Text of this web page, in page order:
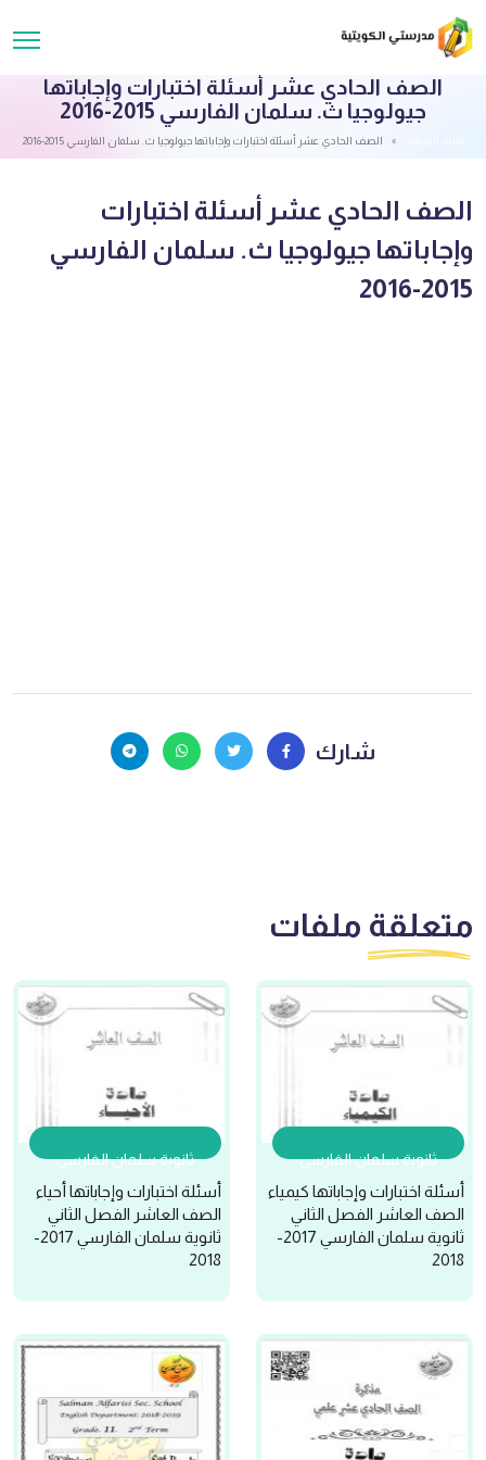
الصف الحادي عشر أسئلة اختبارات وإجاباتها
جيولوجيا ث. سلمان الفارسي 2015-2016
الصف الحادي عشر أسئلة اختبارات وإجاباتها جيولوجيا ث. سلمان الفارسي 2015-2016
الصف الحادي عشر أسئلة اختبارات
وإجاباتها جيولوجيا ث. سلمان الفارسي
2015-2016
شارك
متعلقة ملفات
ثانوية سلمان الفارسي
أسئلة اختبارات وإجاباتها كيمياء
الصف العاشر الفصل الثاني
ثانوية سلمان الفارسي 2017-
2018
ثانوية سلمان الفارسي
أسئلة اختبارات وإجاباتها أحياء
الصف العاشر الفصل الثاني
ثانوية سلمان الفارسي 2017-
2018